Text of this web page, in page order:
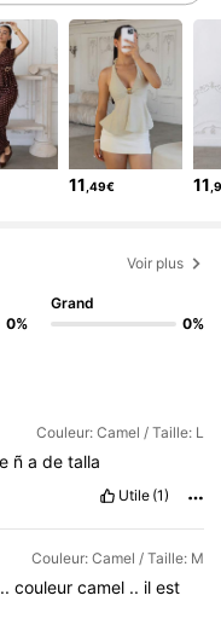
11 ,49€ 11
Voir plus
0%
Grand
0%
Couleur: Camel / Taille: L
ñadetalla
Utile (1)
Couleur: Camel / Taille: M
.. couleur camel .. il est